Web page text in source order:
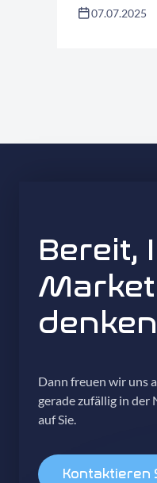
07.07.2025
Bereit,
Dann freuen wir uns
gerade zufällig in der
auf Sie.
Kontaktieren